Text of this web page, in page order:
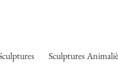
Sculptures